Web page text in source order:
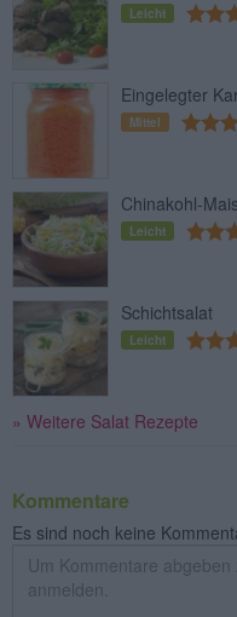
Leicht
Eingelegter
Mittel
Chinakohl-
Leicht
Schichtsalat
Leicht
» Weitere Salat Rezepte
Kommentare
Es sind noch keine